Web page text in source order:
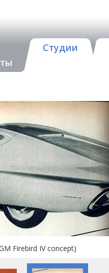
Студии
Firebird IV concept)